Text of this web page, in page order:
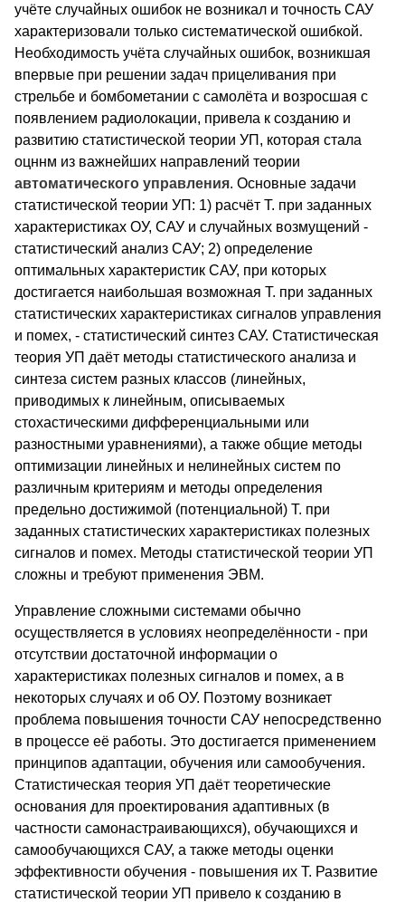
учёте случайных ошибок не возникал и точность САУ
характеризовали только систематической ошибкой.
Необходимость учёта случайных ошибок, возникшая
впервые при решении задач прицеливания при
стрельбе и бомбометании с самолёта и возросшая с
появлением радиолокации, привела к созданию и
развитию статистической теории УП, которая стала
оцннм из важнейших направлений теории
автоматического управления. Основные задачи
статистической теории УП: 1) расчёт Т. при заданных
характеристиках ОУ, САУ и случайных возмущений -
статистический анализ САУ; 2) определение
оптимальных характеристик САУ, при которых
достигается наибольшая возможная Т. при заданных
статистических характеристиках сигналов управления
и помех, - статистический синтез САУ. Статистическая
теория УП даёт методы статистического анализа и
синтеза систем разных классов (линейных,
приводимых к линейным, описываемых
стохастическими дифференциальными или
разностными уравнениями), а также общие методы
оптимизации линейных и нелинейных систем по
различным критериям и методы определения
предельно достижимой (потенциальной) Т. при
заданных статистических характеристиках полезных
сигналов и помех. Методы статистической теории УП
сложны и требуют применения ЭВМ.
Управление сложными системами обычно
осуществляется в условиях неопределённости - при
отсутствии достаточной информации о
характеристиках полезных сигналов и помех, а в
некоторых случаях и об ОУ. Поэтому возникает
проблема повышения точности САУ непосредственно
в процессе её работы. Это достигается применением
принципов адаптации, обучения или самообучения.
Статистическая теория УП даёт теоретические
основания для проектирования адаптивных (в
частности самонастраивающихся), обучающихся и
самообучающихся САУ, а также методы оценки
эффективности обучения - повышения их Т. Развитие
статистической теории УП привело к созданию в